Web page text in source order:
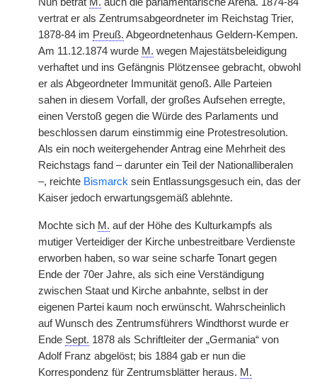
vertrat er als Zentrumsabgeordneter im Reichstag Trier,
1878-84 im Preuß. Abgeordnetenhaus Geldern-Kempen.
Am 11.12.1874 wurde M. wegen Majestätsbeleidigung
verhaftet und ins Gefängnis Plötzensee gebracht, obwohl
er als Abgeordneter Immunität genoß. Alle Parteien
sahen in diesem Vorfall, der großes Aufsehen erregte,
einen Verstoß gegen die Würde des Parlaments und
beschlossen darum einstimmig eine Protestresolution.
Als ein noch weitergehender Antrag eine Mehrheit des
Reichstags fand – darunter ein Teil der Nationalliberalen
–, reichte Bismarck sein Entlassungsgesuch ein, das der
Kaiser jedoch erwartungsgemäß ablehnte.
Mochte sich M. auf der Höhe des Kulturkampfs als
mutiger Verteidiger der Kirche unbestreitbare Verdienste
erworben haben, so war seine scharfe Tonart gegen
Ende der 70er Jahre, als sich eine Verständigung
zwischen Staat und Kirche anbahnte, selbst in der
eigenen Partei kaum noch erwünscht. Wahrscheinlich
auf Wunsch des Zentrumsführers Windthorst wurde er
Ende Sept. 1878 als Schriftleiter der „Germania“ von
Adolf Franz abgelöst; bis 1884 gab er nun die
Korrespondenz für Zentrumsblätter heraus. M.